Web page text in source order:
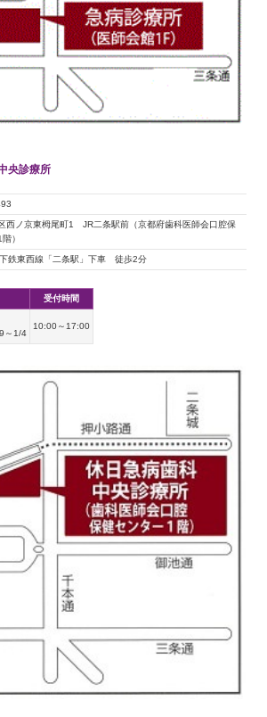
央診療所
西ノ京東栂尾町1 JR二条駅前（京都府歯科医師会口腔保
階）
鉄東西線「二条駅」下車 徒歩2分
受付時間
～1/4
10:00～17:00